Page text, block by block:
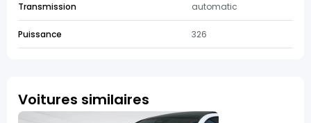
Transmission automatic
Puissance 326
Voitures similaires